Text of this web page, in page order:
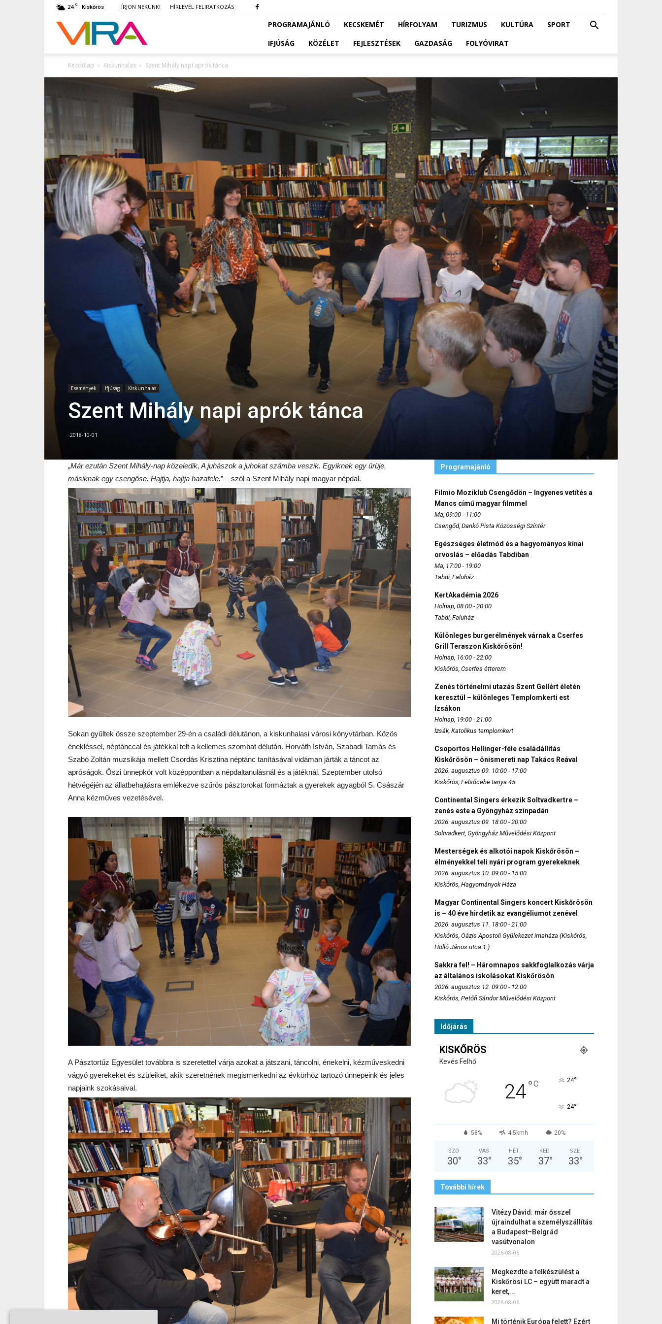
24 C Kiskőrös ÍRJON NEKÜNK! HÍRLEVÉL FELIRATKOZÁS
VIRA PROGRAMAJÁNLÓ KECSKEMÉT HÍRFOLYAM TURIZMUS KULTÚRA
SPORT
IFJÚSÁG
KÖZÉLET FEJLESZTÉSEK GAZDASÁG FOLYÓVIRAT
Kezdőlap Kiskunhalas Szent Mihály napi aprók tánca
Események Ifjúság Kiskunhalas
Szent Mihály napi aprók tánca
2018-10-01
„Már ezután Szent Mihály-nap közeledik, A juhászok a juhokat számba veszik. Egyiknek egy ürüje,
másiknak egy csengőse. Hajtja, hajtja hazafele.” – szól a Szent Mihály napi magyar népdal.
Sokan gyűltek össze szeptember 29-én a családi délutánon, a kiskunhalasi városi könyvtárban. Közös
énekléssel, néptánccal és játékkal telt a kellemes szombat délután. Horváth István, Szabadi Tamás és
Szabó Zoltán muzsikája mellett Csordás Krisztina néptánc tanításával vidáman járták a táncot az
apróságok. Őszi ünnepkör volt középpontban a népdaltanulásnál és a játéknál. Szeptember utolsó
hétvégéjén az állatbehajtásra emlékezve szűrös pásztorokat formáztak a gyerekek agyagból S. Császár
Anna kézműves vezetésével.
A Pásztortűz Egyesület továbbra is szeretettel várja azokat a játszani, táncolni, énekelni, kézműveskedni
vágyó gyerekeket és szüleiket, akik szeretnének megismerkedni az évkörhöz tartozó ünnepeink és jeles
napjaink szokásaival.
Programajánló
Filmio Moziklub Csengődön – Ingyenes vetítés a
Mancs című magyar filmmel
Ma, 09:00 - 11:00
Csengőd, Dankó Pista Közösségi Színtér
Egészséges életmód és a hagyományos kínai
orvoslás – előadás Tabdiban
Ma, 17:00 - 19:00
Tabdi, Faluház
KertAkadémia 2026
Holnap, 08:00 - 20:00
Tabdi, Faluház
Különleges burgerélmények várnak a Cserfes
Grill Teraszon Kiskőrösön!
Holnap, 16:00 - 22:00
Kiskőrös, Cserfes étterem
Zenés történelmi utazás Szent Gellért életén
keresztül – különleges Templomkerti est
Izsákon
Holnap, 19:00 - 21:00
Izsák, Katolikus templomkert
Csoportos Hellinger-féle családállítás
Kiskőrösön – önismereti nap Takács Reával
2026. augusztus 09. 10:00 - 17:00
Kiskőrös, Felsőcebe tanya 45.
Continental Singers érkezik Soltvadkertre –
zenés este a Gyöngyház színpadán
2026. augusztus 09. 18:00 - 20:00
Soltvadkert, Gyöngyház Művelődési Központ
Mesterségek és alkotói napok Kiskőrösön –
élményekkel teli nyári program gyerekeknek
2026. augusztus 10. 09:00 - 15:00
Kiskőrös, Hagyományok Háza
Magyar Continental Singers koncert Kiskőrösön
is – 40 éve hirdetik az evangéliumot zenével
2026. augusztus 11. 18:00 - 21:00
Kiskőrös, Oázis Apostoli Gyülekezet imaháza (Kiskőrös,
Holló János utca 1.)
Sakkra fel! – Háromnapos sakkfoglalkozás várja
az általános iskolásokat Kiskőrösön
2026. augusztus 12. 09:00 - 12:00
Kiskőrös, Petőfi Sándor Művelődési Központ
Időjárás
KISKŐRÖS
Kevés Felhő
24°C 24°
24°
58% 4.5kmh 20%
SZO
30°
VAS
33°
HÉT
35°
KED
37°
SZE
33°
További hírek
Vitézy Dávid: már ősszel
újraindulhat a személyszállítás
a Budapest–Belgrád
vasútvonalon
2026-08-06
Megkezdte a felkészülést a
Kiskőrösi LC – együtt maradt a
keret,...
2026-08-06
Mi történik Európa felett? Ezért